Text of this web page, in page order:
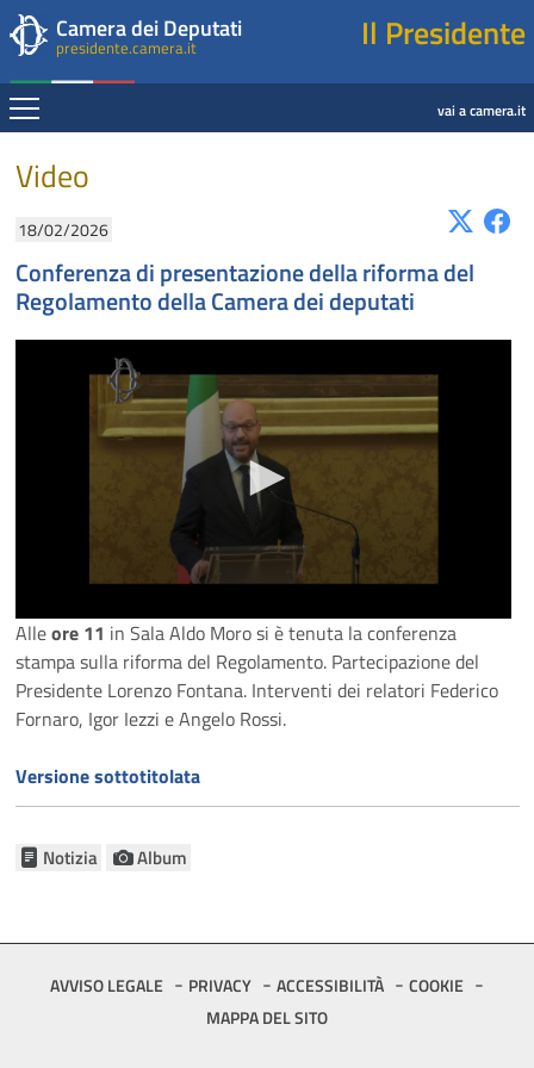
Presidente della Camera dei Deputati
Salta al contenuto principale
Salta al menu di navigazione
Camera dei Deputati
presidente.camera.it Il Presidente
Espandi vai a camera.it
Contenuto
Video
18/02/2026
Conferenza di presentazione della riforma del
Regolamento della Camera dei deputati
Alleore 11 in Sala Aldo Moro si è tenuta la conferenza
stampa sulla riforma del Regolamento. Partecipazione del
Presidente Lorenzo Fontana. Interventi dei relatori Federico
Fornaro, Igor Iezzi e Angelo Rossi.
Versione sottotitolata
Notizia Album
Fine contenuto
Navigazione pagine di servizio
FooterAVVISO LEGALE PRIVACY ACCESSIBILITÀ
COOKIE
MAPPA DEL SITO
Fine pagina
Salta al contenuto principale
Salta al menu di navigazione
Vai a inizio pagina